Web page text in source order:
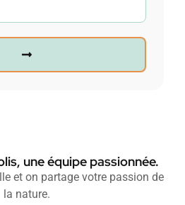
une équipe passionnée.
et on partage votre passion de
la nature.